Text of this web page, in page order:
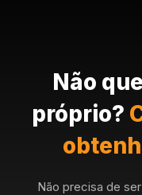
Não
próprio?
Não precisa de